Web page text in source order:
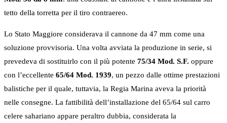
tetto della torretta per il tiro contraereo.
Lo Stato Maggiore considerava il cannone da 47 mm come una
soluzione provvisoria. Una volta avviata la produzione in serie, si
prevedeva di sostituirlo con il più potente 75/34 Mod. S.F. oppure
con l’eccellente 65/64 Mod. 1939, un pezzo dalle ottime prestazioni
balistiche per il quale, tuttavia, la Regia Marina aveva la priorità
nelle consegne. La fattibilità dell’installazione del 65/64 sul carro
celere sahariano appare peraltro dubbia, considerata la